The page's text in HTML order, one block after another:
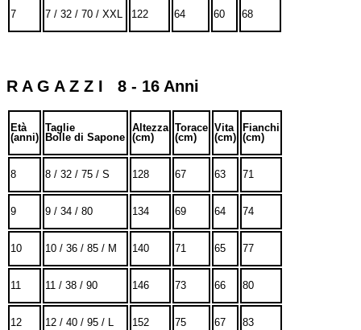
7 7 / 32 / 70 / XXL 122 64 60 68
R A G A Z Z I 8 - 16 Anni
Età
(anni)
Taglie
Bolle di Sapone
Altezza
(cm)
Torace
(cm)
Vita
(cm)
Fianchi
(cm)
8 8 / 32 / 75 / S 128 67 63 71
9 9 / 34 / 80 134 69 64 74
10 10 / 36 / 85 / M 140 71 65 77
11 11 / 38 / 90 146 73 66 80
12 12 / 40 / 95 / L 152 75 67 83